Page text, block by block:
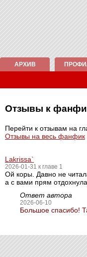
АРХИВ
Отзывы к
Перейти к отзывам на
Отзывы на весь фанфик
Lakrissa`
2026-01-31 к главе 1
Ой коры. Давно не
а с вами прям
Ответ автора
2026-06-10
Большое спасибо!